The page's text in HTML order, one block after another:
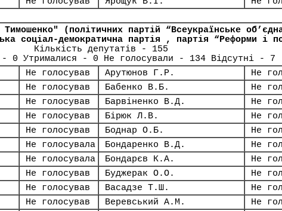
(політичних партій “Всеукраїнське
соціал-демократична партія , партія “Реформи і
Кількість депутатів - 155
0 Утрималися - 0 Не голосували - 134 Відсутні - 7
Не голосував Арутюнов Г.Р.
Не
Не голосував Бабенко В.Б.
Не
Не голосував Барвіненко В.Д.
Не
Не голосував Бірюк Л.В.
Не
Не голосував Боднар О.Б.
Не
Не голосувала Бондаренко В.Д.
Не
Не голосувала Бондарєв К.А.
Не
Не голосував Буджерак О.О.
Не
Не голосував Васадзе Т.Ш.
Не
Не голосував Веревський А.М.
Не